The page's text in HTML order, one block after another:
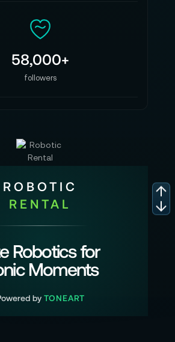
58,000+
followers
ROBOTIC
RENTAL
Robotics for
Moments
by TONEART